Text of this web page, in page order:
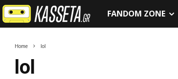
FANDOM ZONE
Home lol
lol